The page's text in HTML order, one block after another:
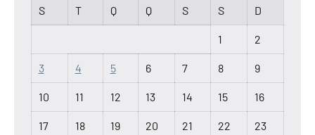
S
T Q Q S S D
1 2
3 4 5 6 7 8 9
10 11 12 13 14 15 16
17 18 19 20 21 22 23